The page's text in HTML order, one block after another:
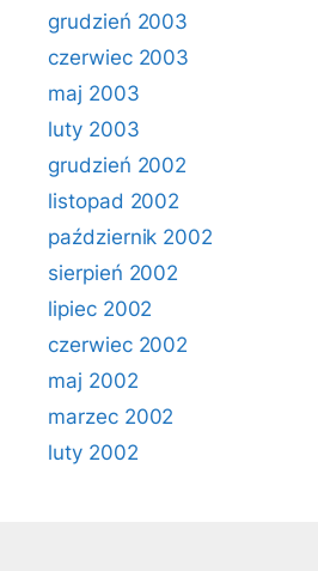
grudzień 2003
czerwiec 2003
maj 2003
luty 2003
grudzień 2002
listopad 2002
październik 2002
sierpień 2002
lipiec 2002
czerwiec 2002
maj 2002
marzec 2002
luty 2002